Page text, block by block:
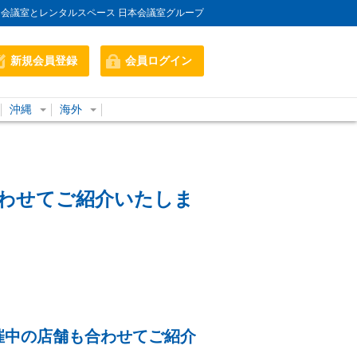
議室とレンタルスペース 日本会議室グループ
新規会員登録 会員ログイン
沖縄 海外
せてご紹介いたしま
の店舗も合わせてご紹介